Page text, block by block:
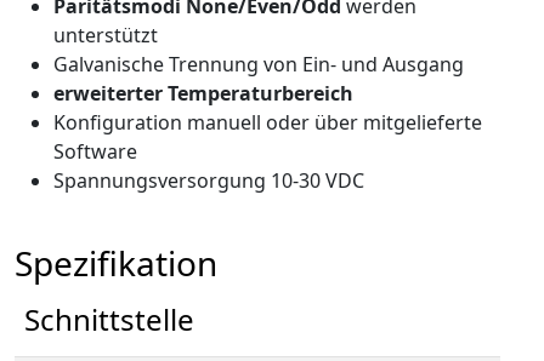
Paritätsmodi None/Even/Odd werden
unterstützt
Galvanische Trennung von Ein- und Ausgang
erweiterter Temperaturbereich
Konfiguration manuell oder über mitgelieferte
Software
Spannungsversorgung 10-30 VDC
Spezifikation
Schnittstelle